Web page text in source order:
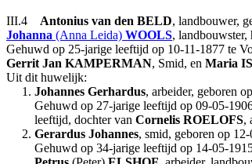
III.4 Antonius van den BELD, landbouwer,
Johanna (Anna Leida) WOOLS, landbouwster,
Gehuwd op 25-jarige leeftijd op 10-11-1877 te
Gerrit Jan KAMPERMAN, Smid, en Maria
Uit dit huwelijk:
1. Johannes Gerhardus, arbeider, geboren
Gehuwd op 27-jarige leeftijd op 09-05-
leeftijd, dochter van Cornelis ROELOFS,
2. Gerardus Johannes, smid, geboren op
Gehuwd op 34-jarige leeftijd op 14-05-